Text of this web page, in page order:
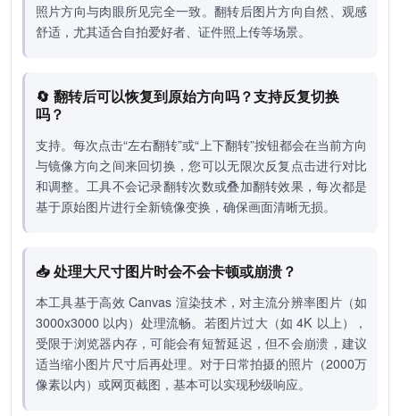
照片方向与肉眼所见完全一致。翻转后图片方向自然、观感
舒适，尤其适合自拍爱好者、证件照上传等场景。
🔄 翻转后可以恢复到原始方向吗？支持反复切换
吗？
支持。每次点击“左右翻转”或“上下翻转”按钮都会在当前方向
与镜像方向之间来回切换，您可以无限次反复点击进行对比
和调整。工具不会记录翻转次数或叠加翻转效果，每次都是
基于原始图片进行全新镜像变换，确保画面清晰无损。
📥 处理大尺寸图片时会不会卡顿或崩溃？
本工具基于高效 Canvas 渲染技术，对主流分辨率图片（如
3000x3000 以内）处理流畅。若图片过大（如 4K 以上），
受限于浏览器内存，可能会有短暂延迟，但不会崩溃，建议
适当缩小图片尺寸后再处理。对于日常拍摄的照片（2000万
像素以内）或网页截图，基本可以实现秒级响应。